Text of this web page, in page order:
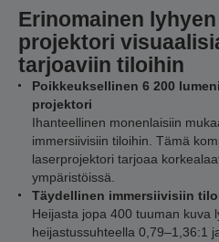
Erinomainen
projektori
tarjoaviin tiloihin
Poikkeuksellinen 6 200
projektori
Ihanteellinen monenlaisiin
immersiivisiin tiloihin. Tämä
laserprojektori tarjoaa
ympäristöissä.
Täydellinen immersiivisiin
Heijasta jopa 400 tuuman kuva
heijastussuhteella 0,79–1,36:1